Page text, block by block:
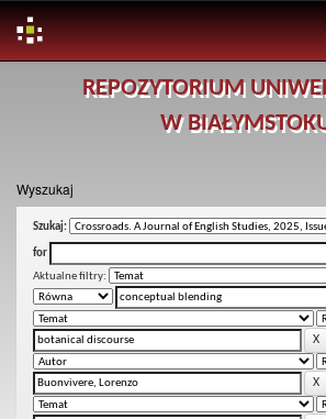
REPOZYTORIUM
W
Wyszukaj
Szukaj:
for
Aktualne filtry: